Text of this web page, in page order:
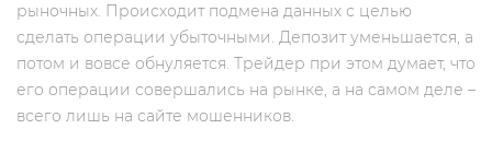
рыночных. Происходит подмена данных с целью
сделать операции убыточными. Депозит уменьшается, а
потом и вовсе обнуляется. Трейдер при этом думает, что
его операции совершались на рынке, а на самом деле –
всего лишь на сайте мошенников.